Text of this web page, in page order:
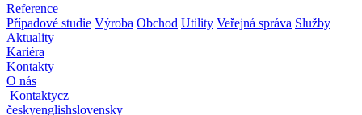
Reference
Případové studie Výroba Obchod Utility Veřejná správa Služby
Aktuality
Kariéra
Kontakty
O nás
Kontaktycz
českyenglishslovensky